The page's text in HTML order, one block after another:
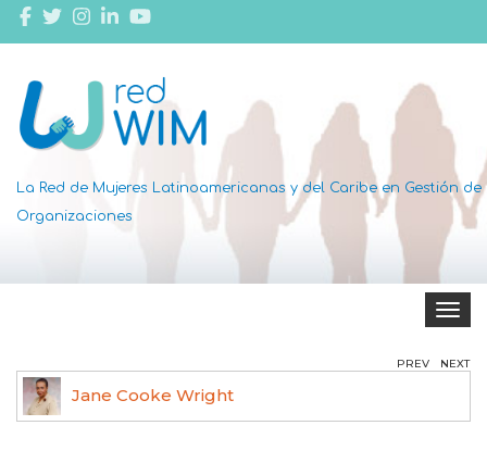
La Red de Mujeres Latinoamericanas y del Caribe en Gestión de
Organizaciones
Toggle
Jane Cooke Wright
PREV NEXT